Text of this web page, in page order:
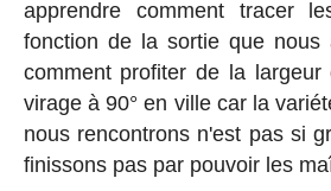
apprendre comment tracer
fonction de la sortie que nous
comment profiter de la
virage à 90° en ville car la
nous rencontrons n'est pas si
finissons pas par pouvoir les